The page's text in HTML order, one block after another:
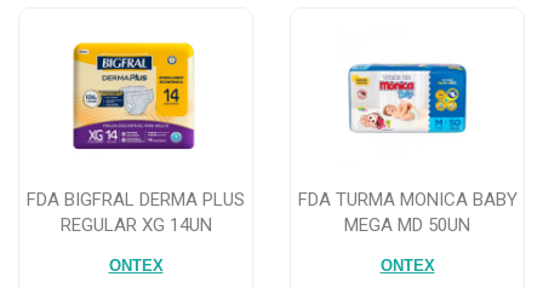
FDA BIGFRAL DERMA PLUS
REGULAR XG 14UN
ONTEX
FDA TURMA MONICA BABY
MEGA MD 50UN
ONTEX